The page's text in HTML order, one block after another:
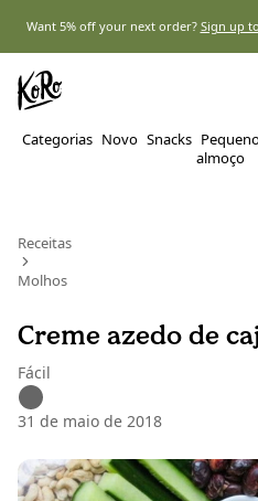
Want 5% off your next order? Sign up
Categorias Novo Snacks
almoço
Receitas
Molhos
Creme azedo de
Fácil
31 de maio de 2018